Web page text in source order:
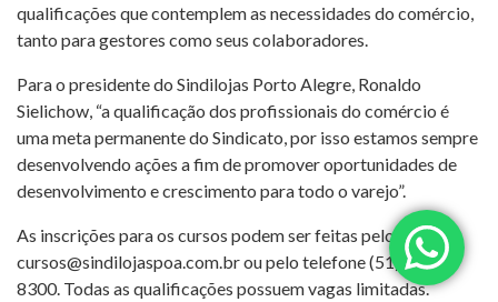
qualificações que contemplem as necessidades do comércio,
tanto para gestores como seus colaboradores.
Para o presidente do Sindilojas Porto Alegre, Ronaldo
Sielichow, “a qualificação dos profissionais do comércio é
uma meta permanente do Sindicato, por isso estamos sempre
desenvolvendo ações a fim de promover oportunidades de
desenvolvimento e crescimento para todo o varejo”.
As inscrições para os cursos podem ser feitas pelo e-mail
cursos@sindilojaspoa.com.brou pelo telefone (51) 3025-
8300. Todas as qualificações possuem vagas limitadas.